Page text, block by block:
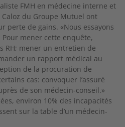
FMH en médecine interne et
du Groupe Mutuel ont
perte de gains. «Nous essayons
mener cette enquête,
RH; mener un entretien de
un rapport médical au
de la procuration de
cas: convoquer l’assuré
de son médecin-conseil.»
environ 10% des incapacités
sur la table d’un médecin-